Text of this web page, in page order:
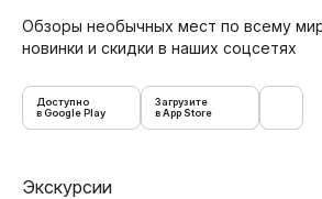
Обзоры необычных мест по всему
новинки и скидки в наших соцсетях
Доступно
в Google Play
Загрузите
в App Store
Экскурсии